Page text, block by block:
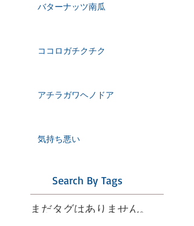
バターナッツ南瓜
ココロガチクチク
アチラガワヘノドア
気持ち悪い
Search By Tags
まだタグはありません。